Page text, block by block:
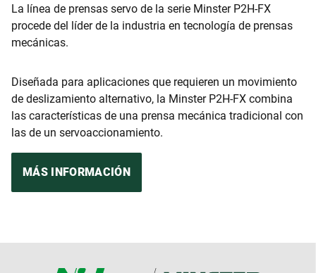
La línea de prensas servo de la serie Minster P2H-FX
procede del líder de la industria en tecnología de prensas
mecánicas.
Diseñada para aplicaciones que requieren un movimiento
de deslizamiento alternativo, la Minster P2H-FX combina
las características de una prensa mecánica tradicional con
las de un servoaccionamiento.
MÁS INFORMACIÓN